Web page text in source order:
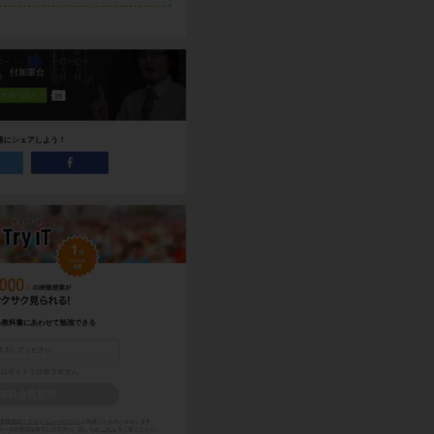
付加重合
35
にシェアしよう！
科書にあわせて勉強できる
利用規約・プライバシーポリシー
に同意したものとみなします。
ルの受信を許可して下さい。詳しくは
こちら をご覧ください。